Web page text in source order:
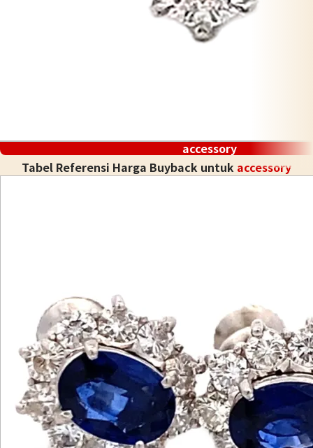
accessory
Tabel Referensi Harga Buyback untuk accessory